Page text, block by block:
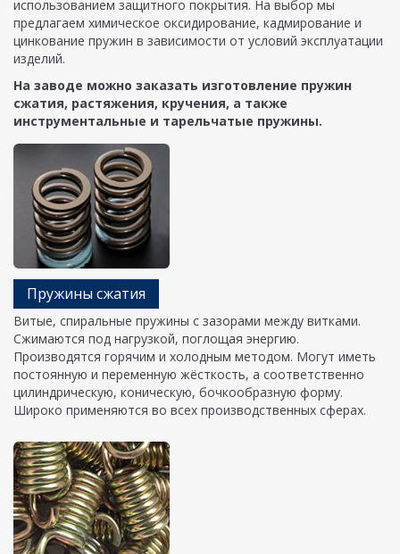
использованием защитного покрытия. На выбор мы
предлагаем химическое оксидирование, кадмирование и
цинкование пружин в зависимости от условий эксплуатации
изделий.
На заводе можно заказать изготовление пружин
сжатия, растяжения, кручения, а также
инструментальные и тарельчатые пружины.
Пружины сжатия
Витые, спиральные пружины с зазорами между витками.
Сжимаются под нагрузкой, поглощая энергию.
Производятся горячим и холодным методом. Могут иметь
постоянную и переменную жёсткость, а соответственно
цилиндрическую, коническую, бочкообразную форму.
Широко применяются во всех производственных сферах.